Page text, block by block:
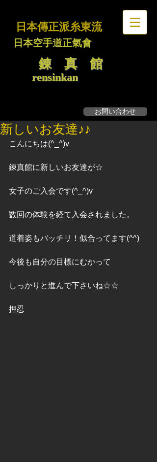
日本傳正派糸東流
日本空手道正氣會
錬 真 館
rensinkan
お問い合わせ
新しいお友達♪♪
こんにちは(^_^)v
錬真館に新しいお友達が☆
女子のご入会です(^_^)v
数回の体験を経て入会されました。
道着姿もバッチリ！似合ってます(^^)
今後も自分の目標にむかって
しっかりと進んで下さいね☆☆
押忍